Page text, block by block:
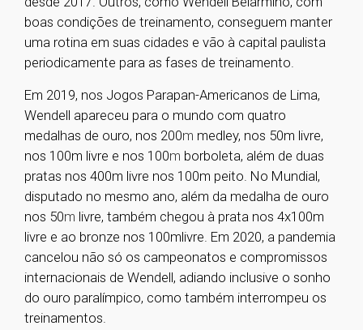
boas condições de treinamento, conseguem manter
uma rotina em suas cidades e vão à capital paulista
periodicamente para as fases de treinamento.
Em 2019, nos Jogos Parapan-Americanos de Lima,
Wendell apareceu para o mundo com quatro
medalhas de ouro, nos 200m medley, nos 50m livre,
nos 100m livre e nos 100m borboleta, além de duas
pratas nos 400m livre nos 100m peito. No Mundial,
disputado no mesmo ano, além da medalha de ouro
nos 50m livre, também chegou à prata nos 4x100m
livre e ao bronze nos 100mlivre. Em 2020, a pandemia
cancelou não só os campeonatos e compromissos
internacionais de Wendell, adiando inclusive o sonho
do ouro paralímpico, como também interrompeu os
treinamentos.